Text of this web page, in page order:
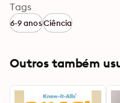
Cats, Bugs, Birds of
Bears, Predators,
and Horses.
Tags
6-9 anosCiência
Outros também